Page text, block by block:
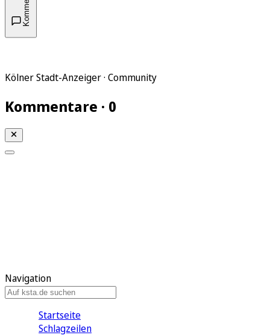
Kölner Stadt-Anzeiger · Community
Kommentare · 0
Navigation
Startseite
Schlagzeilen